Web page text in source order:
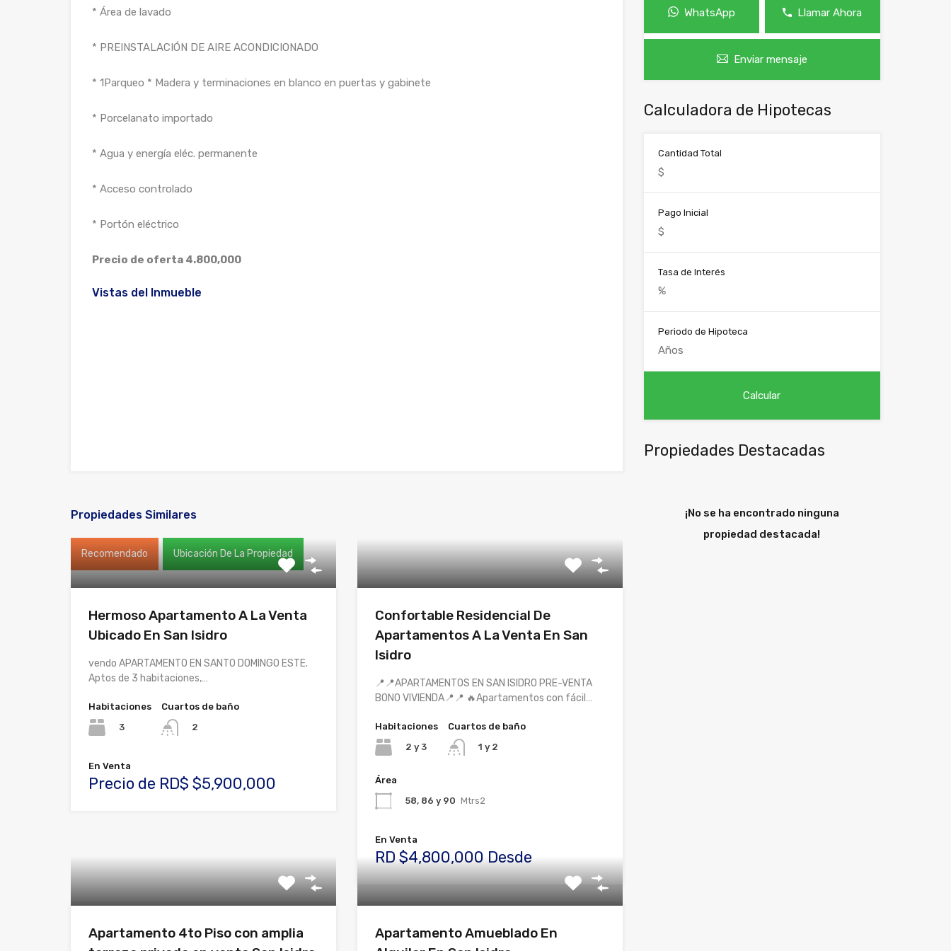
* Área de lavado
* PREINSTALACIÓN DE AIRE ACONDICIONADO
* 1Parqueo * Madera y terminaciones en blanco en puertas y gabinete
* Porcelanato importado
* Agua y energía eléc. permanente
* Acceso controlado
* Portón eléctrico
Precio de oferta 4.800,000
Vistas del Inmueble
Propiedades Similares
Recomendado Ubicación De La Propiedad
Hermoso Apartamento A La Venta
Ubicado En San Isidro
vendo APARTAMENTO EN SANTO DOMINGO ESTE.
Aptos de 3 habitaciones,…
Habitaciones
3
Cuartos de baño
2
En Venta
Precio de RD$ $5,900,000
Confortable Residencial De
Apartamentos A La Venta En San
Isidro
📍📍APARTAMENTOS EN SAN ISIDRO PRE-VENTA
BONO VIVIENDA📍📍 🔥Apartamentos con fácil…
Habitaciones
2 y 3
Cuartos de baño
1 y 2
Área
58, 86 y 90 Mtrs2
En Venta
RD $4,800,000 Desde
Apartamento 4to Piso con amplia
Apartamento Amueblado En
WhatsApp Llamar Ahora
Enviar mensaje
Calculadora de Hipotecas
Cantidad Total
Pago Inicial
Tasa de Interés
Periodo de Hipoteca
Propiedades Destacadas
¡No se ha encontrado ninguna
propiedad destacada!